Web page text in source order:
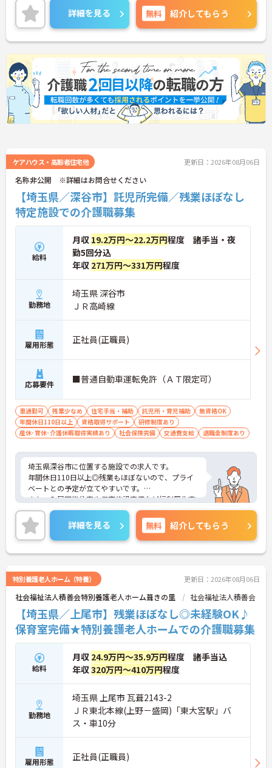
細をお話しいたしますのでお気軽にご相談くださ
い。
詳細を見る 無料 紹介してもらう
ケアハウス・高齢者住宅他 更新日：2026年08月06日
名称非公開 ※詳細はお問合せください
【埼玉県／深谷市】託児所完備／残業ほぼなし
特定施設での介護職募集
給料
月収 19.2万円～22.2万円程度 諸手当・夜
勤5回分込
年収 271万円～331万円程度
勤務地
埼玉県 深谷市
ＪＲ高崎線
雇用形態 正社員(正職員)
応募要件 ■普通自動車運転免許（ＡＴ限定可）
車通勤可 残業少なめ 住宅手当・補助 託児所・育児補助
無資格OK
年間休日110日以上
資格取得サポート
研修制度あり
産休･育休･介護休暇取得実績あり
社会保険完備 交通費支給 退職金制度あり
埼玉県深谷市に位置する施設での求人です。
年間休日110日以上◎残業もほぼないので、プライ
ベートとの予定が立てやすいです。
また、入居可能住宅や保育施設完備など福利厚生充
実です。
ご興味のある方は、お気軽にお問い合わせくださ
い。
詳細を見る 無料 紹介してもらう
特別養護老人ホーム（特養） 更新日：2026年08月06日
社会福祉法人積善会特別養護老人ホーム葺きの里 社会福祉法人積善会
【埼玉県／上尾市】残業ほぼなし◎未経験OK♪
保育室完備★特別養護老人ホームでの介護職募集
給料
月収 24.9万円～35.9万円程度 諸手当込
年収320万円～410万円程度
勤務地
埼玉県 上尾市 瓦葺2143-2
ＪＲ東北本線(上野－盛岡)「東大宮駅」バ
ス・車10分
雇用形態 正社員(正職員)